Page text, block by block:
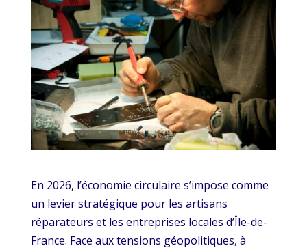
En 2026, l’économie circulaire s’impose comme
un levier stratégique pour les artisans
réparateurs et les entreprises locales d’Île-de-
France. Face aux tensions géopolitiques, à